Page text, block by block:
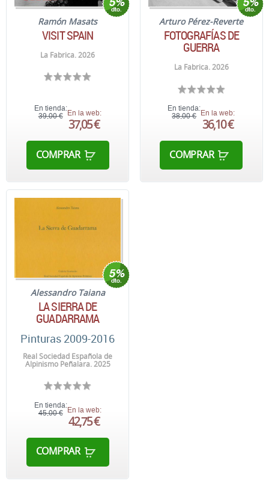
Ramón Masats
VISIT SPAIN
La Fabrica. 2026
En tienda:
39,00 € En la web:
37,05 €
COMPRAR
Arturo Pérez-Reverte
FOTOGRAFÍAS DE
GUERRA
La Fabrica. 2026
En tienda:
38,00 €
En la web:
36,10 €
COMPRAR
Alessandro Taiana
LA SIERRA DE
GUADARRAMA
Pinturas 2009-2016
Real Sociedad Española de
Alpinismo Peñalara. 2025
En tienda:
45,00 € En la web:
42,75 €
COMPRAR